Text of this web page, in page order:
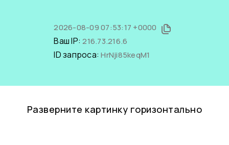
2026-08-09 07:53:17 +0000
Ваш IP:216.73.216.6
ID запроса:HrNji85keqM1
Разверните картинку горизонтально